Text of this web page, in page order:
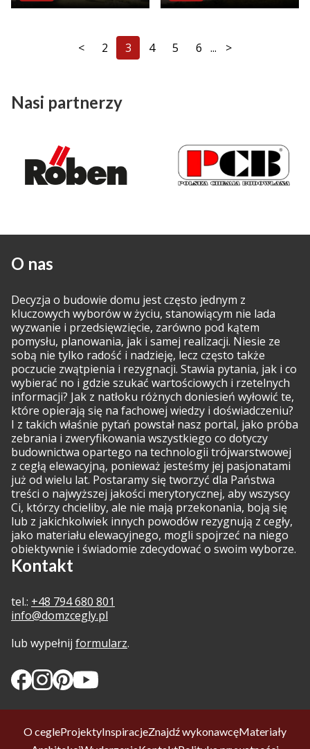
< 2 3 4 5 6 ... >
Nasi partnerzy
Kontakt
tel.: +48 794 680 801
info@domzcegly.pl
lub wypełnij formularz.
O nas
Decyzja o budowie domu jest często jednym z
kluczowych wyborów w życiu, stanowiącym nie lada
wyzwanie i przedsięwzięcie, zarówno pod kątem
pomysłu, planowania, jak i samej realizacji. Niesie ze
sobą nie tylko radość i nadzieję, lecz często także
poczucie zwątpienia i rezygnacji. Stawia pytania, jak i co
wybierać no i gdzie szukać wartościowych i rzetelnych
informacji? Jak z natłoku różnych doniesień wyłowić te,
które opierają się na fachowej wiedzy i doświadczeniu?
I z takich właśnie pytań powstał nasz portal, jako próba
zebrania i zweryfikowania wszystkiego co dotyczy
budownictwa opartego na technologii trójwarstwowej
z cegłą elewacyjną, ponieważ jesteśmy jej pasjonatami
już od wielu lat. Postaramy się tworzyć dla Państwa
treści o najwyższej jakości merytorycznej, aby wszyscy
Ci, którzy chcieliby, ale nie mają przekonania, boją się
lub z jakichkolwiek innych powodów rezygnują z cegły,
jako materiału elewacyjnego, mogli spojrzeć na niego
obiektywnie i świadomie zdecydować o swoim wyborze.
O cegleProjektyInspiracjeZnajdź wykonawcęMateriały